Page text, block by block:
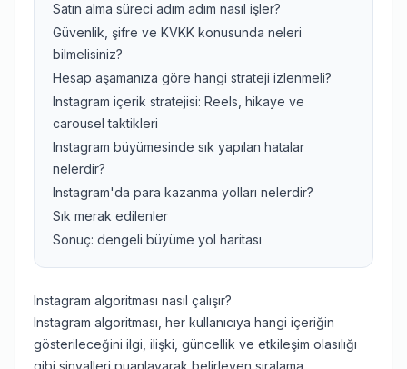
Satın alma süreci adım adım nasıl işler?
Güvenlik, şifre ve KVKK konusunda neleri
bilmelisiniz?
Hesap aşamanıza göre hangi strateji izlenmeli?
Instagram içerik stratejisi: Reels, hikaye ve
carousel taktikleri
Instagram büyümesinde sık yapılan hatalar
nelerdir?
Instagram'da para kazanma yolları nelerdir?
Sık merak edilenler
Sonuç: dengeli büyüme yol haritası
Instagram algoritması nasıl çalışır?
Instagram algoritması, her kullanıcıya hangi içeriğin
gösterileceğini ilgi, ilişki, güncellik ve etkileşim olasılığı
gibi sinyalleri puanlayarak belirleyen sıralama